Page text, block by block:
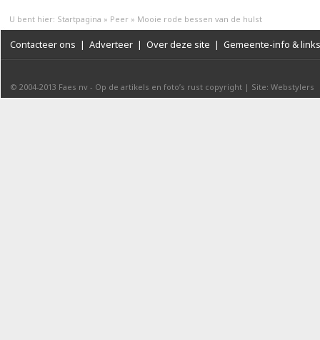
U bent hier: Startpagina » Peer » Mooie rode bessen van de hulst
Contacteer ons | Adverteer | Over deze site | Gemeente-info & links
© 2004-2013 Faes nv - Op de artikels en foto’s rust copyright | Site: Webstylers